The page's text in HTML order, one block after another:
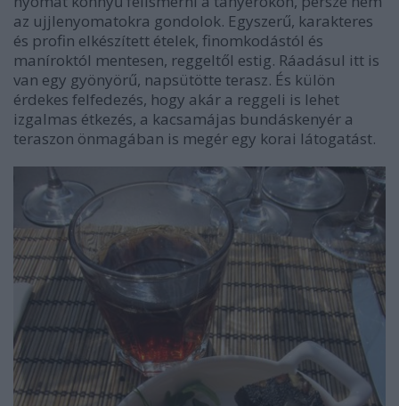
az ujjlenyomatokra gondolok. Egyszerű, karakteres
és profin elkészített ételek, finomkodástól és
maníroktól mentesen, reggeltől estig. Ráadásul itt is
van egy gyönyörű, napsütötte terasz. És külön
érdekes felfedezés, hogy akár a reggeli is lehet
izgalmas étkezés, a kacsamájas bundáskenyér a
teraszon önmagában is megér egy korai látogatást.